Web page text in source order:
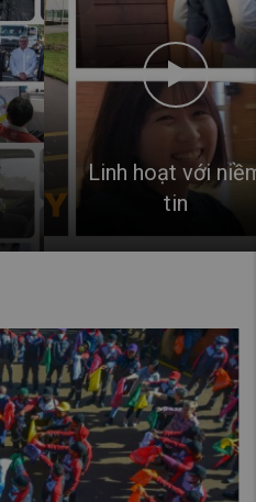
Linh hoạt với
tin